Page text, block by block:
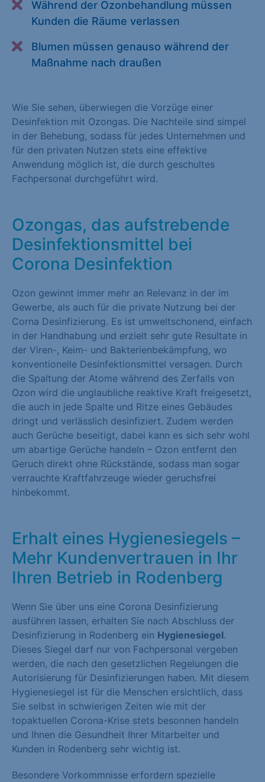
Während der Ozonbehandlung müssen
Kunden die Räume verlassen
Blumen müssen genauso während der
Maßnahme nach draußen
Wie Sie sehen, überwiegen die Vorzüge einer
Desinfektion mit Ozongas. Die Nachteile sind simpel
in der Behebung, sodass für jedes Unternehmen und
für den privaten Nutzen stets eine effektive
Anwendung möglich ist, die durch geschultes
Fachpersonal durchgeführt wird.
Ozongas, das aufstrebende
Desinfektionsmittel bei
Corona Desinfektion
Ozon gewinnt immer mehr an Relevanz in der im
Gewerbe, als auch für die private Nutzung bei der
Corna Desinfizierung. Es ist umweltschonend, einfach
in der Handhabung und erzielt sehr gute Resultate in
der Viren-, Keim- und Bakterienbekämpfung, wo
konventionelle Desinfektionsmittel versagen. Durch
die Spaltung der Atome während des Zerfalls von
Ozon wird die unglaubliche reaktive Kraft freigesetzt,
die auch in jede Spalte und Ritze eines Gebäudes
dringt und verlässlich desinfiziert. Zudem werden
auch Gerüche beseitigt, dabei kann es sich sehr wohl
um abartige Gerüche handeln – Ozon entfernt den
Geruch direkt ohne Rückstände, sodass man sogar
verrauchte Kraftfahrzeuge wieder geruchsfrei
hinbekommt.
Erhalt eines Hygienesiegels –
Mehr Kundenvertrauen in Ihr
Ihren Betrieb in Rodenberg
Wenn Sie über uns eine Corona Desinfizierung
ausführen lassen, erhalten Sie nach Abschluss der
Desinfizierung in Rodenberg ein Hygienesiegel.
Dieses Siegel darf nur von Fachpersonal vergeben
werden, die nach den gesetzlichen Regelungen die
Autorisierung für Desinfizierungen haben. Mit diesem
Hygienesiegel ist für die Menschen ersichtlich, dass
Sie selbst in schwierigen Zeiten wie mit der
topaktuellen Corona-Krise stets besonnen handeln
und Ihnen die Gesundheit Ihrer Mitarbeiter und
Kunden in Rodenberg sehr wichtig ist.
Besondere Vorkommnisse erfordern spezielle
Alle akzeptieren Speichern
Essenziell (1)
sind für die einwandfreie Funktion der Website erforderlich.
Cookie-Informationen anzeigen
Statistiken (1)
Statistik Cookies erfassen Informationen anonym. Diese
anonym. Diese Informationen helfen uns zu verstehen, wie
unsere Besucher unsere Website nutzen.
Cookie-Informationen anzeigen
Marketing-Cookies werden von Drittanbietern oder Publishern
verwendet, um personalisierte Werbung anzuzeigen. Sie tun
dies, indem sie Besucher über Websites hinweg verfolgen.
Cookie-Informationen anzeigen
Externe Medien (1)
Inhalte von Videoplattformen und Social-Media-Plattformen
werden standardmäßig blockiert. Wenn Cookies von externen
Medien akzeptiert werden, bedarf der Zugriff auf diese Inhalte
keiner manuellen Einwilligung mehr.
Cookie-Informationen anzeigen